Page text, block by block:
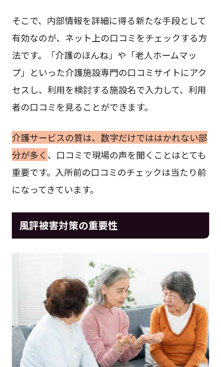
そこで、内部情報を詳細に得る新たな手段として
有効なのが、ネット上の口コミをチェックする方
法です。「介護のほんね」や「老人ホームマッ
プ」といった介護施設専門の口コミサイトにアク
セスし、利用を検討する施設名で入力して、利用
者の口コミを見ることができます。
介護サービスの質は、数字だけでははかれない部
分が多く 、口コミで現場の声を聞くことはとても
重要です。入所前の口コミのチェックは当たり前
になってきています。
風評被害対策の重要性